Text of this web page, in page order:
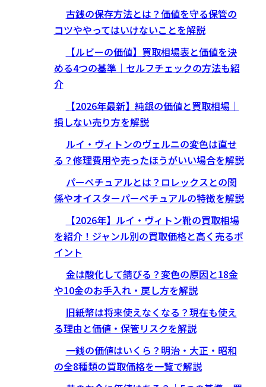
古銭の保存方法とは？価値を守る保管の
コツややってはいけないことを解説
【ルビーの価値】買取相場表と価値を決
める4つの基準｜セルフチェックの方法も紹
介
【2026年最新】純銀の価値と買取相場｜
損しない売り方を解説
ルイ・ヴィトンのヴェルニの変色は直せ
る？修理費用や売ったほうがいい場合を解説
パーペチュアルとは？ロレックスとの関
係やオイスターパーペチュアルの特徴を解説
【2026年】ルイ・ヴィトン靴の買取相場
を紹介！ジャンル別の買取価格と高く売るポ
イント
金は酸化して錆びる？変色の原因と18金
や10金のお手入れ・戻し方を解説
旧紙幣は将来使えなくなる？現在も使え
る理由と価値・保管リスクを解説
一銭の価値はいくら？明治・大正・昭和
の全8種類の買取価格を一覧で解説